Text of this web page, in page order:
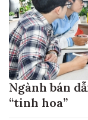
Ngành bán
“tinh hoa”